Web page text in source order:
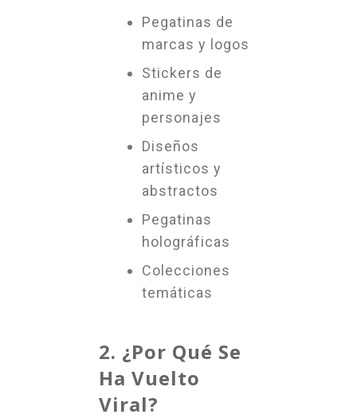
Pegatinas de
marcas y logos
Stickers de
anime y
personajes
Diseños
artísticos y
abstractos
Pegatinas
holográficas
Colecciones
temáticas
2. ¿Por Qué Se
Ha Vuelto
Viral?